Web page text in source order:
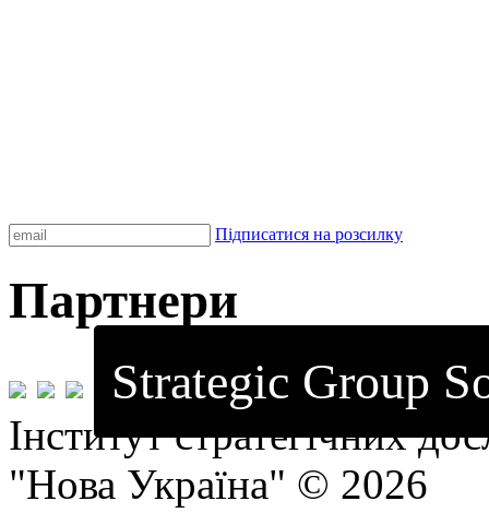
Підписатися на розсилку
Партнери
Strategic Group
Інститут стратегічних
"Нова Україна" © 2026